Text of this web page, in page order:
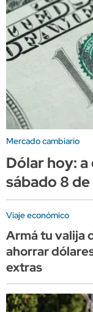
Mercado cambiario
Dólar hoy:
sábado 8
Viaje económico
Armá tu valija
ahorrar
extras